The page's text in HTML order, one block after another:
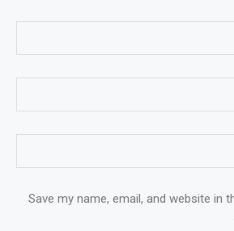
Save my name, email, and website in